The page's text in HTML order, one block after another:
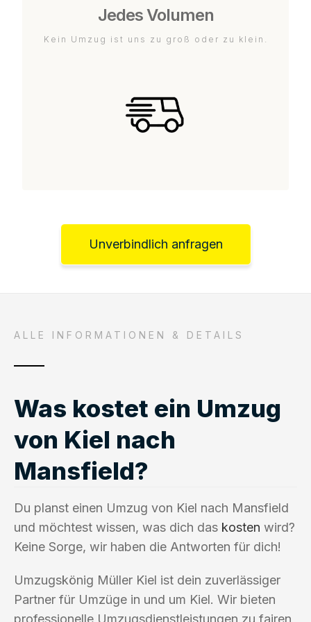
Jedes Volumen
Kein Umzug ist uns zu groß oder zu klein.
Unverbindlich anfragen
ALLE INFORMATIONEN & DETAILS
Was kostet ein Umzug
von Kiel nach
Mansfield?
Du planst einen Umzug von Kiel nach Mansfield
und möchtest wissen, was dich das kosten wird?
Keine Sorge, wir haben die Antworten für dich!
Umzugskönig Müller Kiel ist dein zuverlässiger
Partner für Umzüge in und um Kiel. Wir bieten
professionelle Umzugsdienstleistungen zu fairen